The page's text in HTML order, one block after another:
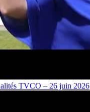
TVCO – 26 juin 2026